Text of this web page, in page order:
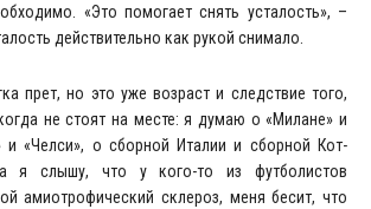
«Это помогает снять усталость», –
действительно как рукой снимало.
прет, но это уже возраст и следствие того,
не стоят на месте: я думаю о «Милане» и
и «Челси», о сборной Италии и сборной Кот-
я слышу, что у кого-то из футболистов
амиотрофический склероз, меня бесит, что